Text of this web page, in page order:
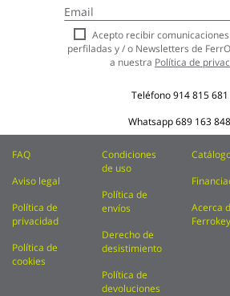
a
nuestro
boletín
de
Acepto recibir
perfiladas y / o Newsletters de
a nuestra Política de
Teléfono914 815 681
Whatsapp689 163 848
FAQ
Aviso legal
Política de
privacidad
Política de
cookies
Condiciones
de uso
Política de
envíos
Derecho de
desistimiento
Política de
devoluciones
Acerca
Ferrokey